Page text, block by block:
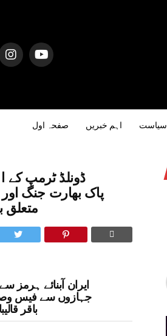
صفحہ اول اہم خبریں سیاست
ڈونلڈ ٹرمپ کے
پاک بھارت جنگ
متعلق
ایران آبنائے ہرمز
جہازوں سے فیس
باقر